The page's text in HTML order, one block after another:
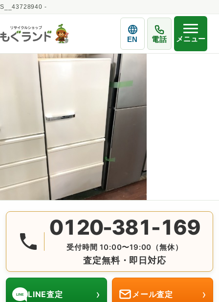
S__43728940 -
EN 電話 メニュー
0120-381-169
受付時間 10:00〜19:00（無休）
査定無料・即日対応
無料の電話査定・見積もり お問合せは番号をタップ♪
LINE LINE査定 › メール査定 ›